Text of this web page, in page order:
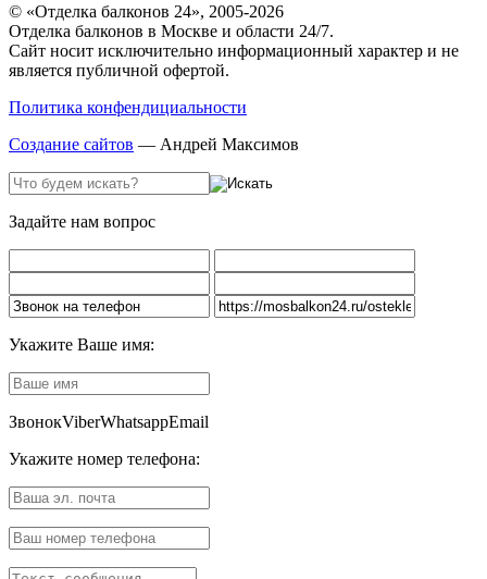
© «Отделка балконов 24», 2005-2026
Отделка балконов в Москве и области 24/7.
Сайт носит исключительно информационный характер и не
является публичной офертой.
Политика конфендициальности
Создание сайтов — Андрей Максимов
Задайте нам вопрос
Укажите Ваше имя:
ЗвонокViberWhatsappEmail
Укажите номер телефона: